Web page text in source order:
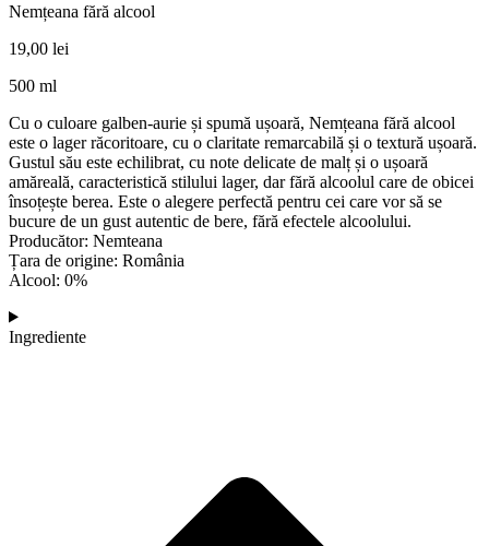
Nemțeana fără alcool
19,00 lei
500 ml
Cu o culoare galben-aurie și spumă ușoară, Nemțeana fără alcool
este o lager răcoritoare, cu o claritate remarcabilă și o textură ușoară.
Gustul său este echilibrat, cu note delicate de malț și o ușoară
amăreală, caracteristică stilului lager, dar fără alcoolul care de obicei
însoțește berea. Este o alegere perfectă pentru cei care vor să se
bucure de un gust autentic de bere, fără efectele alcoolului.
Producător: Nemteana
Țara de origine: România
Alcool: 0%
Ingrediente